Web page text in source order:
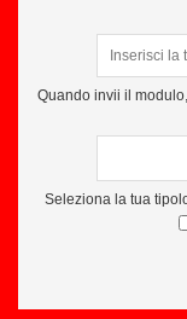
Quando invii il
Seleziona la tua